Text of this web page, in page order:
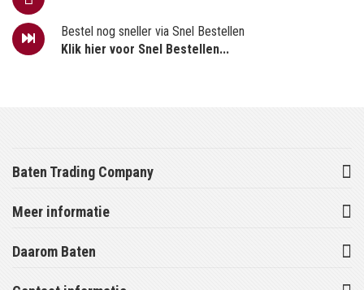
Bestel nog sneller via Snel Bestellen
Klik hier voor Snel Bestellen...
Baten Trading Company
Meer informatie
Daarom Baten